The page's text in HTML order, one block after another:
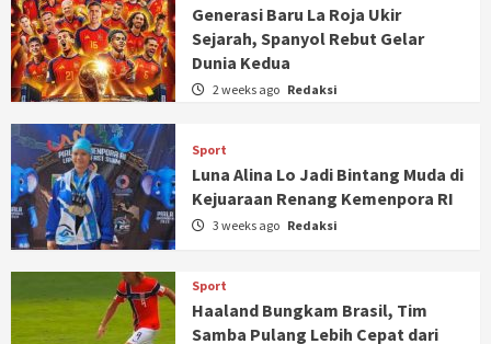
Generasi Baru La Roja Ukir
Sejarah, Spanyol Rebut Gelar
Dunia Kedua
2 weeks ago Redaksi
Sport
Luna Alina Lo Jadi Bintang Muda di
Kejuaraan Renang Kemenpora RI
3 weeks ago Redaksi
Sport
Haaland Bungkam Brasil, Tim
Samba Pulang Lebih Cepat dari